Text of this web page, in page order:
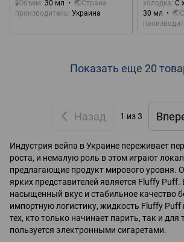
🧪Объем 30 мл
🌏Страна
производитель Украина
холодка С
30 мл
Показать еще 20
Назад 1 из 3
Индустрия вейпа в Украине переживает
роста, и немалую роль в этом играют
предлагающие продукт мирового уровня.
ярких представителей является Fluffy
насыщенный вкус и стабильное качество
импортную логистику, жидкость Fluffy Puff
тех, кто только начинает парить, так и для
пользуется электронными сигаретами.